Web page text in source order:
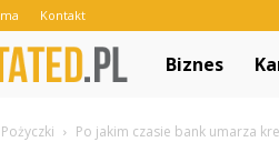
Kontakt
Decapitated.pl
Biznes
Pożyczki Po jakim czasie bank umarza